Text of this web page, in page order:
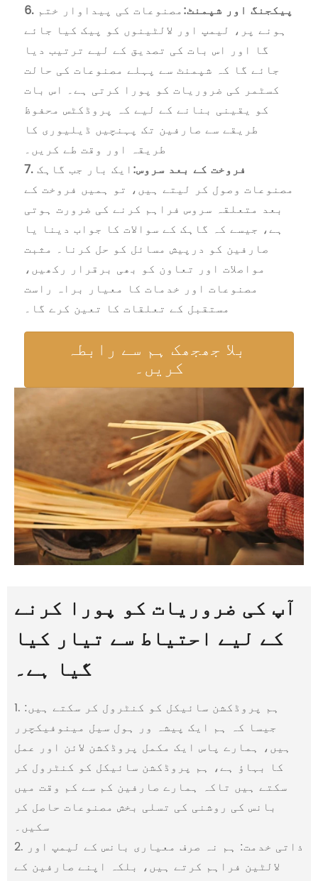
6. پیکجنگ اور شپمنٹ:مصنوعات کی پیداوار ختم
ہونے پر، لیمپ اور لالٹینوں کو پیک کیا جائے
گا اور اس بات کی تصدیق کے لیے ترتیب دیا
جائے گا کہ شپمنٹ سے پہلے مصنوعات کی حالت
کسٹمر کی ضروریات کو پورا کرتی ہے۔ اس بات
کو یقینی بنانے کے لیے کہ پروڈکٹس محفوظ
طریقے سے صارفین تک پہنچیں ڈیلیوری کا
طریقہ اور وقت طے کریں۔
7. فروخت کے بعد سروس: ایک بار جب گاہک
مصنوعات وصول کر لیتے ہیں، تو ہمیں فروخت کے
بعد متعلقہ سروس فراہم کرنے کی ضرورت ہوتی
ہے، جیسے کہ گاہک کے سوالات کا جواب دینا یا
صارفین کو درپیش مسائل کو حل کرنا۔ مثبت
مواصلات اور تعاون کو بھی برقرار رکھیں،
مصنوعات اور خدمات کا معیار براہ راست
مستقبل کے تعلقات کا تعین کرے گا۔
بلا جھجھک ہم سے رابطہ
کریں۔
آپ کی ضروریات کو پورا کرنے
کے لیے احتیاط سے تیار کیا
گیا ہے۔
1. ہم پروڈکشن سائیکل کو کنٹرول کر سکتے ہیں:
جیسا کہ ہم ایک پیشہ ور ہول سیل مینوفیکچرر
ہیں، ہمارے پاس ایک مکمل پروڈکشن لائن اور عمل
کا بہاؤ ہے، ہم پروڈکشن سائیکل کو کنٹرول کر
سکتے ہیں تاکہ ہمارے صارفین کم سے کم وقت میں
بانس کی روشنی کی تسلی بخش مصنوعات حاصل کر
سکیں۔
2. ذاتی خدمت: ہم نہ صرف معیاری بانس کے لیمپ اور
لالٹین فراہم کرتے ہیں، بلکہ اپنے صارفین کے